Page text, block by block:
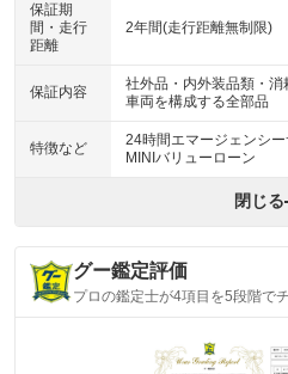
保証期
間・走行
距離
2年間(走行距離無制限)
保証内容
社外品・内外装品類・
車両を構成する全部品
特徴など
24時間エマージェンシ
MINIバリューローン
閉じる
グー鑑定評価
プロの鑑定士が4項目を5段階で